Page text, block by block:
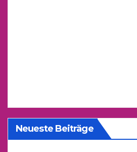
Neueste Beiträge